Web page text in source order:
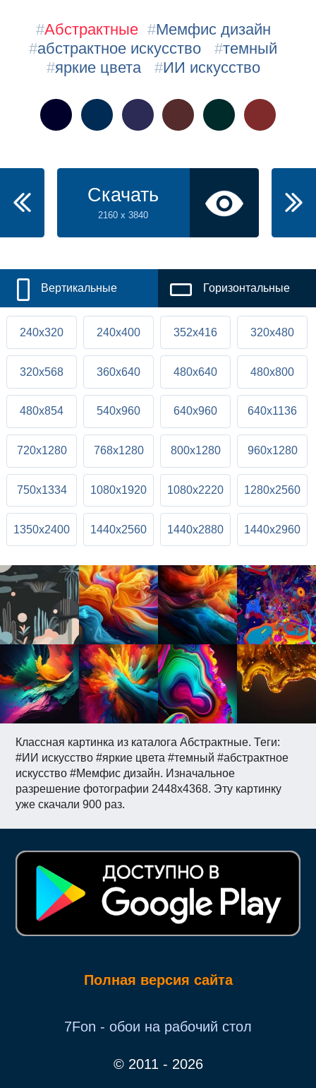
Классная картинка из каталога Абстрактные. Теги:
#ИИ искусство #яркие цвета #темный #абстрактное
искусство #Мемфис дизайн. Изначальное
разрешение фотографии 2448x4368. Эту картинку
уже скачали 900 раз.
#Абстрактные #Мемфис дизайн
#абстрактное искусство #темный
#яркие цвета #ИИ искусство
Скачать
2160 x 3840
Вертикальные Горизонтальные
240x320 240x400 352x416 320x480
320x568 360x640 480x640 480x800
480x854 540x960 640x960 640x1136
720x1280 768x1280 800x1280 960x1280
750x1334 1080x1920 1080x2220 1280x2560
1350x2400 1440x2560 1440x2880 1440x2960
Полная версия сайта
7Fon - обои на рабочий стол
© 2011 - 2026